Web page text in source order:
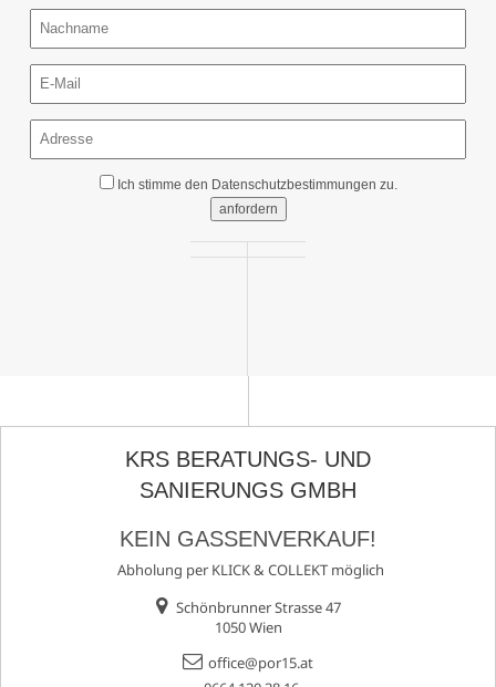
Ich stimme den Datenschutzbestimmungen zu.
anfordern
KRS BERATUNGS- UND
SANIERUNGS GMBH
KEIN GASSENVERKAUF!
Abholung per KLICK & COLLEKT möglich
Schönbrunner Strasse 47
1050 Wien
office@por15.at